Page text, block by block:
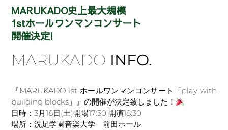
MARUKADO史上最大規模
1stホールワンマンコンサート
開催決定!
MARUKADO INFO.
『MARUKADO 1st ホールワンマンコンサート「play with
building blocks」』の開催が決定致しました！
日時：3月18日(土)開場17:30 開演18:30
場所：洗足学園音楽大学 前田ホール